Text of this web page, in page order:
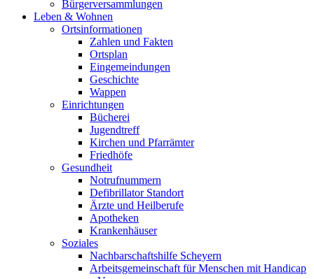
Bürgerversammlungen
Leben & Wohnen
Ortsinformationen
Zahlen und Fakten
Ortsplan
Eingemeindungen
Geschichte
Wappen
Einrichtungen
Bücherei
Jugendtreff
Kirchen und Pfarrämter
Friedhöfe
Gesundheit
Notrufnummern
Defibrillator Standort
Ärzte und Heilberufe
Apotheken
Krankenhäuser
Soziales
Nachbarschaftshilfe Scheyern
Arbeitsgemeinschaft für Menschen mit Handicap